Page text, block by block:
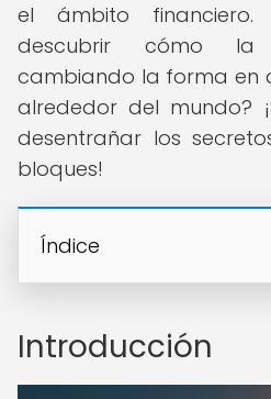
el ámbito
descubrir cómo la
cambiando la forma en
alrededor del mundo?
desentrañar los
bloques!
Índice
Introducción